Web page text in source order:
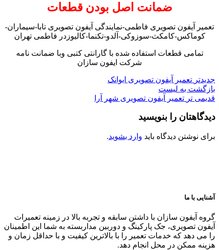
ضمانت اصل بودن قطعات
تعمیر آیفون تصویری فاطمی-نمایندگی آیفون تصویری تابا-سیماران-
کوماکس-کامکث-سوزوکی-آلدو-تکنما-کالیوزدر فاطمی تهران
تمامی قطعات استفاده شده با گارانتی کتبی وبا ضمانت نامه
شرکت ایفون سازان
جدیدتر تعمیر آیفون تصویری ایوانک
بازگشت به لیست
قدیمی تر تعمیر آیفون تصویری شهر آرا
دیدگاهتان را بنویسید
برای نوشتن دیدگاه باید وارد بشوید.
آشنایی با ما
گروه آیفون سازان با داشتن سابقه و تجربه بالا در زمینه تعمیرات
آیفون تصویری، جک پارکینگ و دوربین مداربسته به شما این اطمینان
را می دهد که خدمات تعمیر را با بالاترین کیفیت و با حداقل زمان و
هزینه ممکن در محل انجام دهد.